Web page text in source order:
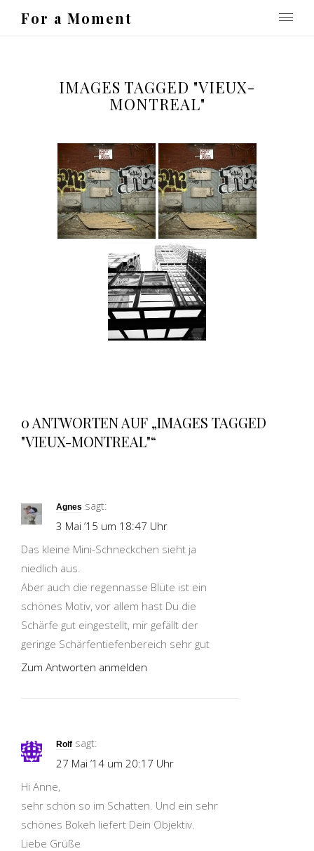
For a Moment
IMAGES TAGGED "VIEUX-
MONTREAL"
0 ANTWORTEN AUF „IMAGES TAGGED
"VIEUX-MONTREAL"“
Agnes sagt:
3 Mai ’15 um 18:47 Uhr
Das kleine Mini-Schneckchen sieht ja
niedlich aus.
Aber auch die regennasse Blüte ist ein
schönes Motiv, vor allem hast Du die
Schärfe gut eingestellt, mir gefällt der
geringe Schärfentiefenbereich sehr gut
Zum Antworten anmelden
Rolf sagt:
27 Mai ’14 um 20:17 Uhr
Hi Anne,
sehr schön so im Schatten. Und ein sehr
schönes Bokeh liefert Dein Objektiv.
Liebe Grüße